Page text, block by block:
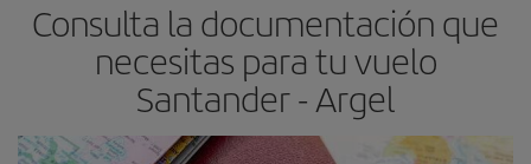
Consulta la documentación que
necesitas para tu vuelo
Santander - Argel